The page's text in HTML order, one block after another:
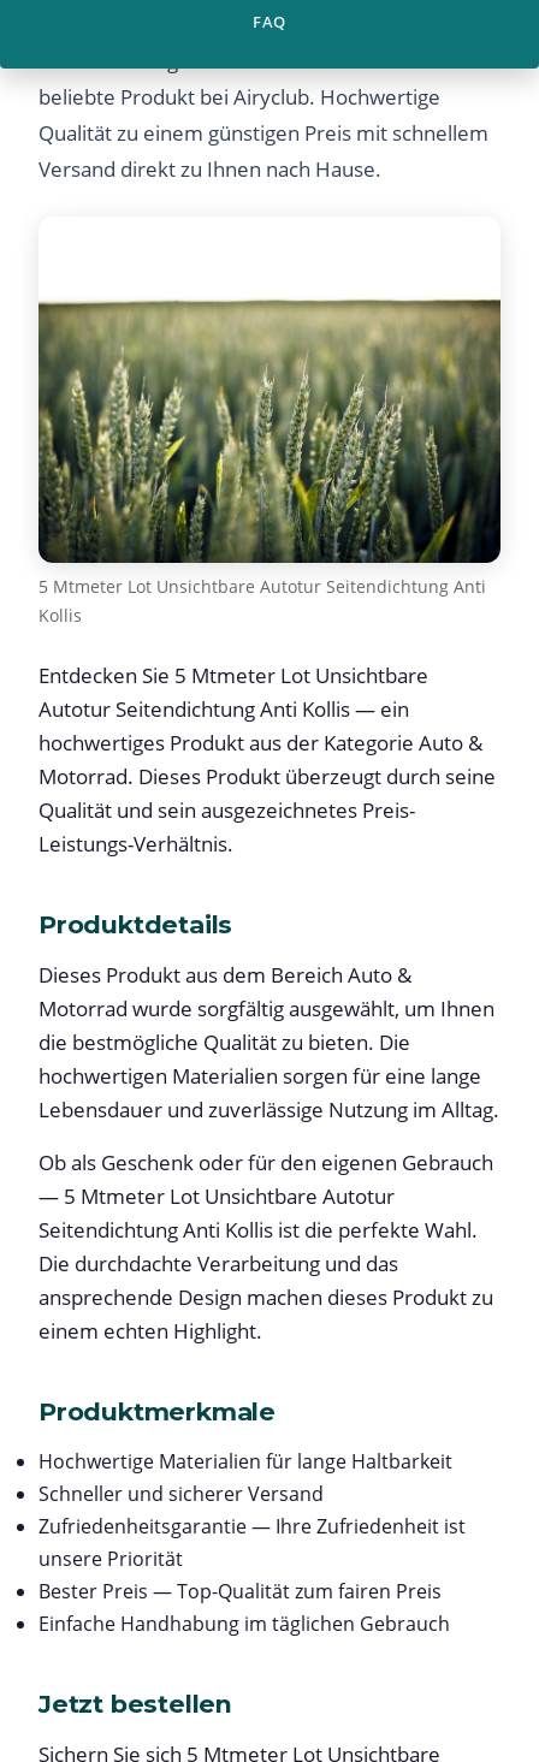
FAQ
5 Mtmeter Lot Unsichtbare Autotur
beliebte Produkt bei Airyclub. Hochwertige
Qualität zu einem günstigen Preis mit schnellem
Versand direkt zu Ihnen nach Hause.
5 Mtmeter Lot Unsichtbare Autotur Seitendichtung Anti
Kollis
Entdecken Sie 5 Mtmeter Lot Unsichtbare
Autotur Seitendichtung Anti Kollis — ein
hochwertiges Produkt aus der Kategorie Auto &
Motorrad. Dieses Produkt überzeugt durch seine
Qualität und sein ausgezeichnetes Preis-
Leistungs-Verhältnis.
Produktdetails
Dieses Produkt aus dem Bereich Auto &
Motorrad wurde sorgfältig ausgewählt, um Ihnen
die bestmögliche Qualität zu bieten. Die
hochwertigen Materialien sorgen für eine lange
Lebensdauer und zuverlässige Nutzung im Alltag.
Ob als Geschenk oder für den eigenen Gebrauch
— 5 Mtmeter Lot Unsichtbare Autotur
Seitendichtung Anti Kollis ist die perfekte Wahl.
Die durchdachte Verarbeitung und das
ansprechende Design machen dieses Produkt zu
einem echten Highlight.
Produktmerkmale
Hochwertige Materialien für lange Haltbarkeit
Schneller und sicherer Versand
Zufriedenheitsgarantie — Ihre Zufriedenheit ist
unsere Priorität
Bester Preis — Top-Qualität zum fairen Preis
Einfache Handhabung im täglichen Gebrauch
Jetzt bestellen
Sichern Sie sich 5 Mtmeter Lot Unsichtbare